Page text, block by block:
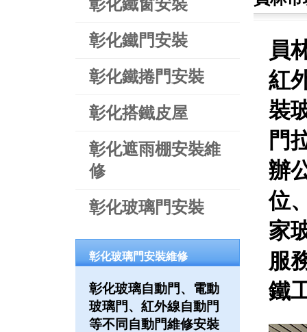
彰化鐵窗安裝
彰化鐵門安裝
彰化鐵捲門安裝
彰化搭鐵皮屋
彰化遮雨棚安裝維
修
彰化玻璃門安裝
彰化玻璃門安裝維修
彰化玻璃自動門、電動
玻璃門、紅外線自動門
等不同自動門維修安裝
員
紅
裝
門
辦
位
家
服
鐵